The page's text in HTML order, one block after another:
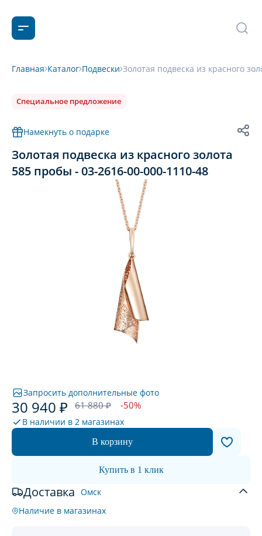
Главная Каталог Подвески Золотая подвеска из красного
Специальное предложение
Намекнуть о подарке
Золотая подвеска из красного золота
585 пробы - 03-2616-00-000-1110-48
Запросить дополнительные фото
30 940 ₽ 61 880 ₽ -50%
В наличии в 2 магазинах
В корзину
Купить в 1 клик
Доставка Омск
Наличие в магазинах